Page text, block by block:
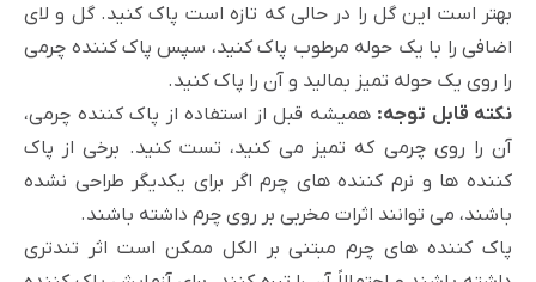
بهتر است این گل را در حالی که تازه است پاک کنید. گل و لای
اضافی را با یک حوله مرطوب پاک کنید، سپس پاک کننده چرمی
را روی یک حوله تمیز بمالید و آن را پاک کنید.
نکته قابل توجه: همیشه قبل از استفاده از پاک کننده چرمی،
آن را روی چرمی که تمیز می کنید، تست کنید. برخی از پاک
کننده ها و نرم کننده های چرم اگر برای یکدیگر طراحی نشده
باشند، می توانند اثرات مخربی بر روی چرم داشته باشند.
پاک کننده های چرم مبتنی بر الکل ممکن است اثر تندتری